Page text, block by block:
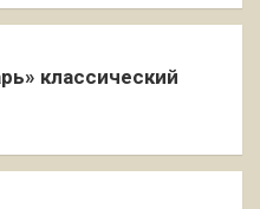
классический